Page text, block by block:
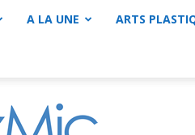
A LA UNE ARTS